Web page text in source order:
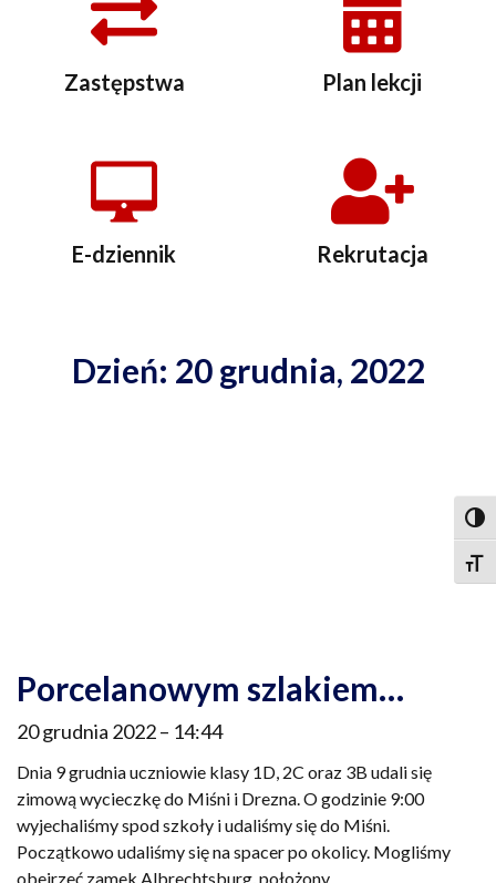
Zastępstwa Plan lekcji
E-dziennik Rekrutacja
Dzień: 20 grudnia, 2022
Porcelanowym szlakiem…
20 grudnia 2022 14:44
Dnia 9 grudnia uczniowie klasy 1D, 2C oraz 3B udali się
zimową wycieczkę do Miśni i Drezna. O godzinie 9:00
wyjechaliśmy spod szkoły i udaliśmy się do Miśni.
Początkowo udaliśmy się na spacer po okolicy. Mogliśmy
obejrzeć zamek Albrechtsburg, położony